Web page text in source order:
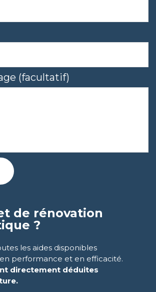
(facultatif)
de rénovation
?
les aides disponibles
performance et en efficacité.
directement déduites